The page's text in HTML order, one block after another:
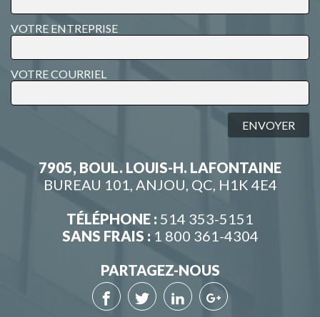
VOTRE ENTREPRISE
VOTRE COURRIEL
ENVOYER
7905, BOUL. LOUIS-H. LAFONTAINE
BUREAU 101, ANJOU, QC, H1K 4E4
TÉLÉPHONE : 514 353-5151
SANS FRAIS : 1 800 361-4304
PARTAGEZ-NOUS